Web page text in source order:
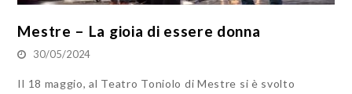
Mestre – La gioia di essere donna
30/05/2024
Il 18 maggio, al Teatro Toniolo di Mestre si è svolto